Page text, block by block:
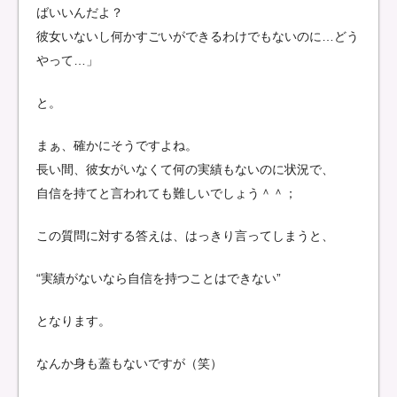
ばいいんだよ？
彼女いないし何かすごいができるわけでもないのに…どう
やって…」
と。
まぁ、確かにそうですよね。
長い間、彼女がいなくて何の実績もないのに状況で、
自信を持てと言われても難しいでしょう＾＾；
この質問に対する答えは、はっきり言ってしまうと、
“実績がないなら自信を持つことはできない”
となります。
なんか身も蓋もないですが（笑）